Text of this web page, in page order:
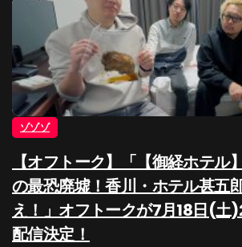
ゾゾゾ
【オフトーク】「【御経ホテル
の最恐廃墟！香川・ホテル甚五
え！」オフトークが7月18日(土
配信決定！